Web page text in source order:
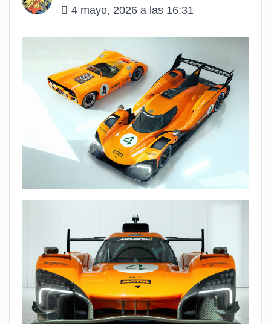
4 mayo, 2026 a las 16:31